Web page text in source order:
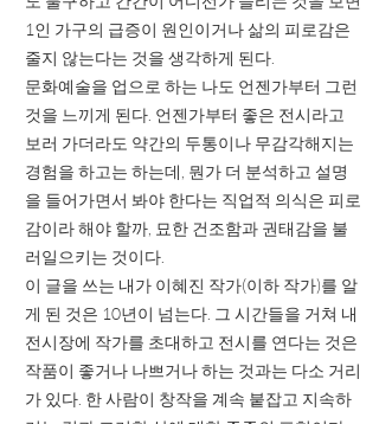
1인 가구의 급증이 원인이거나 삶의 피로감은
줄지 않는다는 것을 생각하게 된다.
문화예술을 업으로 하는 나도 언젠가부터 그런
것을 느끼게 된다. 언젠가부터 좋은 전시라고
보러 가더라도 약간의 두통이나 무감각해지는
경험을 하고는 하는데, 뭔가 더 분석하고 설명
을 들어가면서 봐야 한다는 직업적 의식은 피로
감이라 해야 할까, 묘한 건조함과 권태감을 불
러일으키는 것이다.
이 글을 쓰는 내가 이혜진 작가(이하 작가)를 알
게 된 것은 10년이 넘는다. 그 시간들을 거쳐 내
전시장에 작가를 초대하고 전시를 연다는 것은
작품이 좋거나 나쁘거나 하는 것과는 다소 거리
가 있다. 한 사람이 창작을 계속 붙잡고 지속하